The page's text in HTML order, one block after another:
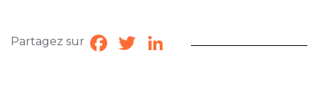
Partagez sur Facebook
TwitterLinkedIn